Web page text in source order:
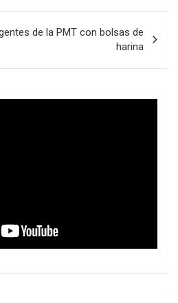
de la PMT con bolsas de
harina